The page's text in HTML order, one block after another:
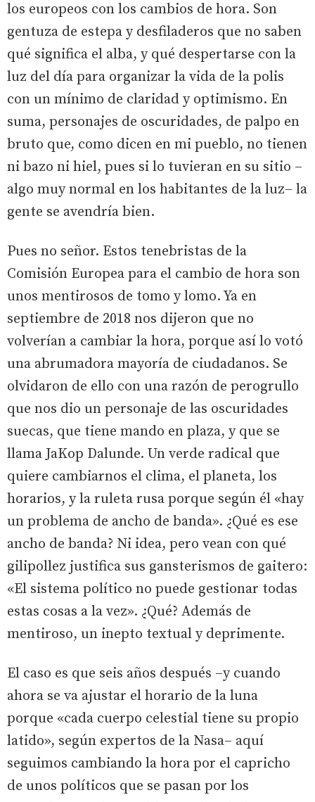
los europeos con los cambios de hora. Son
gentuza de estepa y desfiladeros que no saben
qué significa el alba, y qué despertarse con la
luz del día para organizar la vida de la polis
con un mínimo de claridad y optimismo. En
suma, personajes de oscuridades, de palpo en
bruto que, como dicen en mi pueblo, no tienen
ni bazo ni hiel, pues si lo tuvieran en su sitio –
algo muy normal en los habitantes de la luz– la
gente se avendría bien.
Pues no señor. Estos tenebristas de la
Comisión Europea para el cambio de hora son
unos mentirosos de tomo y lomo. Ya en
septiembre de 2018 nos dijeron que no
volverían a cambiar la hora, porque así lo votó
una abrumadora mayoría de ciudadanos. Se
olvidaron de ello con una razón de perogrullo
que nos dio un personaje de las oscuridades
suecas, que tiene mando en plaza, y que se
llama JaKop Dalunde. Un verde radical que
quiere cambiarnos el clima, el planeta, los
horarios, y la ruleta rusa porque según él «hay
un problema de ancho de banda». ¿Qué es ese
ancho de banda? Ni idea, pero vean con qué
gilipollez justifica sus gansterismos de gaitero:
«El sistema político no puede gestionar todas
estas cosas a la vez». ¿Qué? Además de
mentiroso, un inepto textual y deprimente.
El caso es que seis años después –y cuando
ahora se va ajustar el horario de la luna
porque «cada cuerpo celestial tiene su propio
latido», según expertos de la Nasa– aquí
seguimos cambiando la hora por el capricho
de unos políticos que se pasan por los